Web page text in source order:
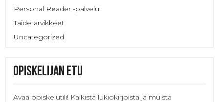
Personal Reader -palvelut
Taidetarvikkeet
Uncategorized
Opiskelijan etu
Avaa opiskelutili! Kaikista lukiokirjoista ja muista